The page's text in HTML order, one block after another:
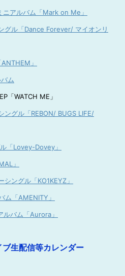
ニアルバム「Mark on Me」
グル「Dance Forever/ マイオンリ
」
ム
「WATCH ME」
ングル「REBON/ BUGS LIFE/
「Lovey-Dovey」
」
シングル「KO1KEYZ」
ム「AMENITY」
ルバム「Aurora」
生配信等カレンダー